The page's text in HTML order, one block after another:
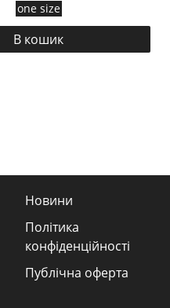
one size
В кошик
Новини
Політика
конфіденційності
Публічна оферта